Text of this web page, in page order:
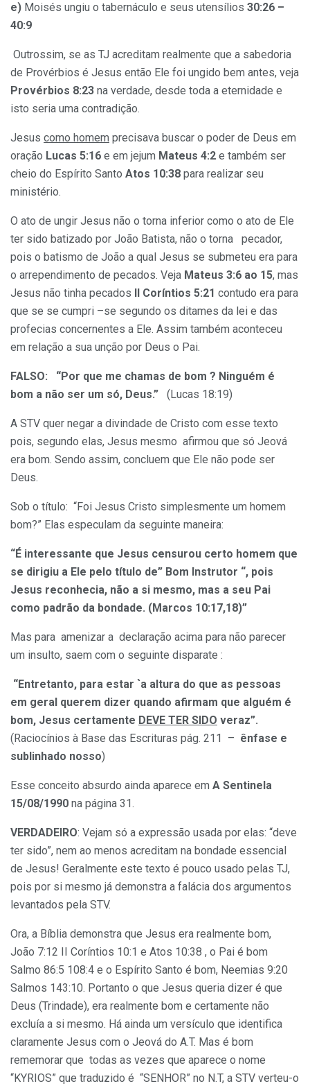
e) Moisés ungiu o tabernáculo e seus utensílios 30:26 –
40:9
Outrossim, se as TJ acreditam realmente que a sabedoria
de Provérbios é Jesus então Ele foi ungido bem antes, veja
Provérbios 8:23 na verdade, desde toda a eternidade e
isto seria uma contradição.
Jesus como homem precisava buscar o poder de Deus em
oração Lucas 5:16 e em jejum Mateus 4:2 e também ser
cheio do Espírito Santo Atos 10:38 para realizar seu
ministério.
O ato de ungir Jesus não o torna inferior como o ato de Ele
ter sido batizado por João Batista, não o torna pecador,
pois o batismo de João a qual Jesus se submeteu era para
o arrependimento de pecados. Veja Mateus 3:6 ao 15, mas
Jesus não tinha pecados
II Coríntios 5:21 contudo era para
que se se cumpri –se segundo os ditames da lei e das
profecias concernentes a Ele. Assim também aconteceu
em relação a sua unção por Deus o Pai.
FALSO:
“Por que me chamas de bom ? Ninguém é
bom a não ser um só, Deus.” (Lucas 18:19)
A STV quer negar a divindade de Cristo com esse texto
pois, segundo elas, Jesus mesmo afirmou que só Jeová
era bom. Sendo assim, concluem que Ele não pode ser
Deus.
Sob o título: “Foi Jesus Cristo simplesmente um homem
bom?” Elas especulam da seguinte maneira:
“É interessante que Jesus censurou certo homem que
se dirigiu a Ele pelo título de” Bom Instrutor “, pois
Jesus reconhecia, não a si mesmo, mas a seu Pai
como padrão da bondade. (Marcos 10:17,18)”
Mas para amenizar a declaração acima para não parecer
um insulto, saem com o seguinte disparate :
“Entretanto, para estar `a altura do que as pessoas
em geral querem dizer quando afirmam que alguém é
bom, Jesus certamente DEVE TER SIDO veraz”.
(Raciocínios à Base das Escrituras pág. 211 – ênfase e
sublinhado nosso)
Esse conceito absurdo ainda aparece em A Sentinela
15/08/1990 na página 31.
VERDADEIRO: Vejam só a expressão usada por elas: “deve
ter sido”, nem ao menos acreditam na bondade essencial
de Jesus! Geralmente este texto é pouco usado pelas TJ,
pois por si mesmo já demonstra a falácia dos argumentos
levantados pela STV.
Ora, a Bíblia demonstra que Jesus era realmente bom,
João 7:12 II Coríntios 10:1 e Atos 10:38 , o Pai é bom
Salmo 86:5 108:4 e o Espírito Santo é bom, Neemias 9:20
Salmos 143:10. Portanto o que Jesus queria dizer é que
Deus (Trindade), era realmente bom e certamente não
excluía a si mesmo. Há ainda um versículo que identifica
claramente Jesus com o Jeová do A.T. Mas é bom
rememorar que todas as vezes que aparece o nome
“KYRIOS” que traduzido é “SENHOR” no N.T, a STV verteu-o